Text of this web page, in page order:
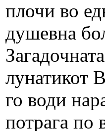
плочи во
душевна
лунатикот
го води
потрага по